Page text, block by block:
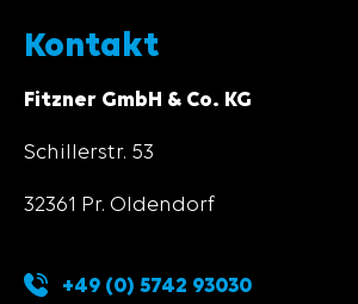
Kontakt
Fitzner GmbH & Co. KG
Schillerstr. 53
32361 Pr. Oldendorf
+49 (0) 5742 93030